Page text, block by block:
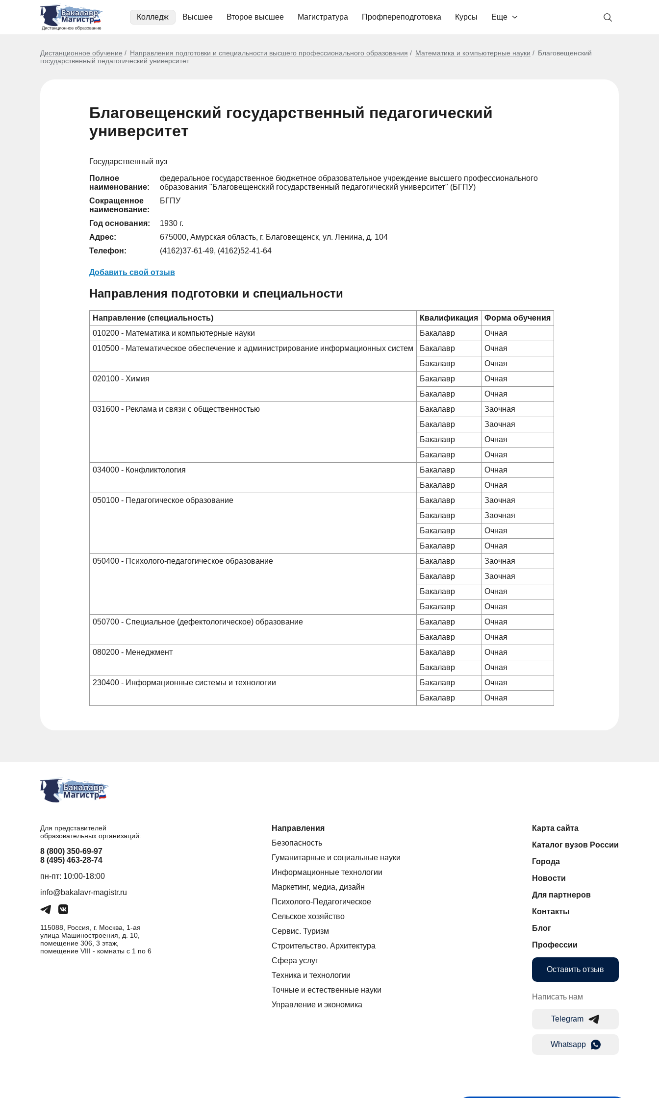
Колледж Высшее Второе высшее Магистратура Профпереподготовка Курсы Еще
Дистанционное обучение Направления подготовки и специальности высшего профессионального образования Математика и компьютерные науки
Благовещенский
государственный педагогический университет
Благовещенский государственный педагогический
университет
Государственный вуз
Полное
наименование:
федеральное государственное бюджетное образовательное учреждение высшего профессионального
образования "Благовещенский государственный педагогический университет" (БГПУ)
Сокращенное
наименование:
БГПУ
Год основания:
1930 г.
Адрес:
675000, Амурская область, г. Благовещенск, ул. Ленина, д. 104
Телефон:
(4162)37-61-49, (4162)52-41-64
Добавить свой отзыв
Направления подготовки и специальности
Направление (специальность) Квалификация
Форма обучения
010200 - Математика и компьютерные науки
Бакалавр
Очная
010500 - Математическое обеспечение и администрирование информационных систем
Бакалавр
Очная
Бакалавр
Очная
020100 - Химия
Бакалавр
Очная
Бакалавр
Очная
031600 - Реклама и связи с общественностью
Бакалавр
Заочная
Бакалавр
Заочная
Бакалавр
Очная
Бакалавр
Очная
034000 - Конфликтология
Бакалавр
Очная
Бакалавр
Очная
050100 - Педагогическое образование
Бакалавр
Заочная
Бакалавр
Заочная
Бакалавр
Очная
Бакалавр
Очная
050400 - Психолого-педагогическое образование
Бакалавр
Заочная
Бакалавр
Заочная
Бакалавр
Очная
Бакалавр
Очная
050700 - Специальное (дефектологическое) образование
Бакалавр
Очная
Бакалавр
Очная
080200 - Менеджмент
Бакалавр
Очная
Бакалавр
Очная
230400 - Информационные системы и технологии
Бакалавр
Очная
Бакалавр
Очная
Для представителей
образовательных организаций:
8 (800) 350-69-97
8 (495) 463-28-74
пн-пт: 10:00-18:00
info@bakalavr-magistr.ru
115088, Россия, г. Москва, 1-ая
улица Машиностроения, д. 10,
помещение 306, 3 этаж,
помещение VIII - комнаты с 1 по 6
Направления
Безопасность
Гуманитарные и социальные науки
Информационные технологии
Маркетинг, медиа, дизайн
Психолого-Педагогическое
Сельское хозяйство
Сервис. Туризм
Строительство. Архитектура
Сфера услуг
Техника и технологии
Точные и естественные науки
Управление и экономика
Карта сайта
Каталог вузов России
Города
Новости
Для партнеров
Контакты
Блог
Профессии
Оставить отзыв
Написать нам
Telegram
Whatsapp